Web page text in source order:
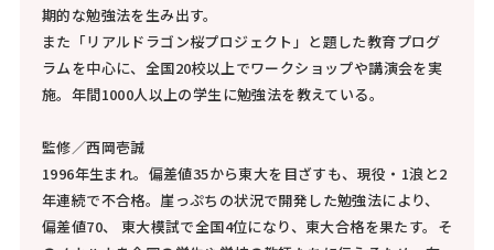
期的な勉強法を生み出す。
また「リアルドラゴン桜プロジェクト」と題した教育プログ
ラムを中心に、全国20校以上でワークショップや講演会を実
施。年間1000人以上の学生に勉強法を教えている。
監修／西岡壱誠
1996年生まれ。偏差値35から東大を目ざすも、現役・1浪と2
年連続で不合格。崖っぷちの状況で開発した勉強法により、
偏差値70、 東大模試で全国4位になり、東大合格を果たす。そ